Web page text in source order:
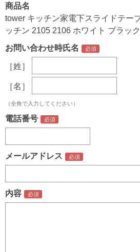
商品名
tower キッチン家電下スライドテー
ッチン 2105 2106 ホワイト ブラック
お問い合わせ時氏名
［姓］
［名］
（全角で入力してください）
電話番号
メールアドレス
内容